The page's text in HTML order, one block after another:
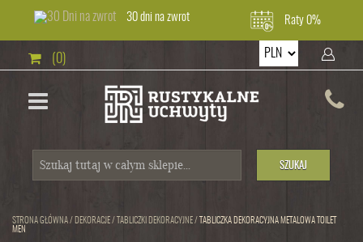
30 dni na zwrot Raty 0%
(0)
SZUKAJ
STRONA GŁÓWNA/ DEKORACJE/ TABLICZKI DEKORACYJNE/
TABLICZKA DEKORACYJNA METALOWA TOILET
MEN